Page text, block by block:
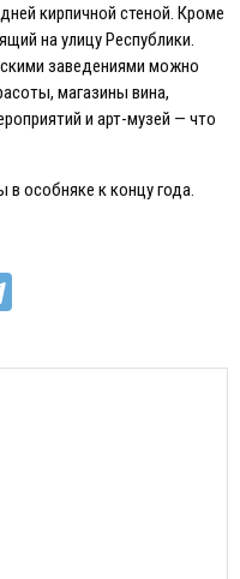
кирпичной стеной. Кроме
на улицу Республики.
заведениями можно
магазины вина,
и арт-музей — что
особняке к концу года.